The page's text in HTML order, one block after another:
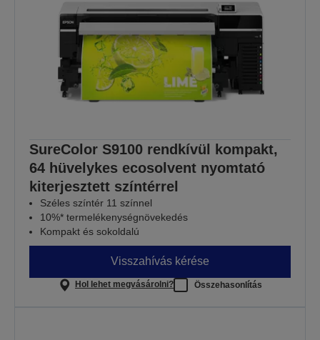
SureColor S9100 rendkívül kompakt,
64 hüvelykes ecosolvent nyomtató
kiterjesztett színtérrel
Széles színtér 11 színnel
10%* termelékenységnövekedés
Kompakt és sokoldalú
Visszahívás kérése
Hol lehet megvásárolni? Összehasonlítás